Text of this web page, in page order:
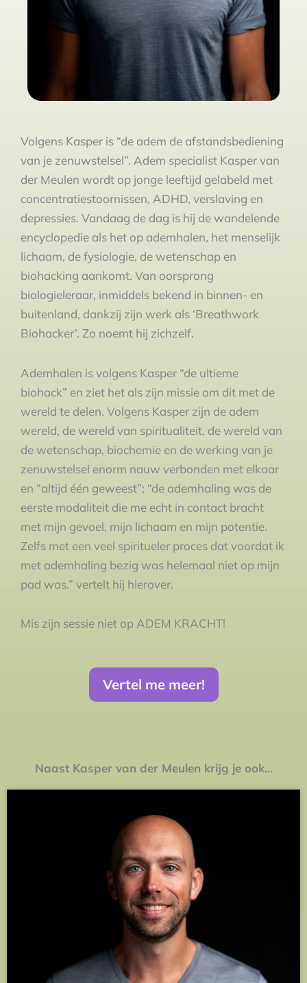
Volgens Kasper is “de adem de afstandsbediening
van je zenuwstelsel”. Adem specialist Kasper van
der Meulen wordt op jonge leeftijd gelabeld met
concentratiestoornissen, ADHD, verslaving en
depressies. Vandaag de dag is hij de wandelende
encyclopedie als het op ademhalen, het menselijk
lichaam, de fysiologie, de wetenschap en
biohacking aankomt. Van oorsprong
biologieleraar, inmiddels bekend in binnen- en
buitenland, dankzij zijn werk als ‘Breathwork
Biohacker’. Zo noemt hij zichzelf.
Ademhalen is volgens Kasper “de ultieme
biohack” en ziet het als zijn missie om dit met de
wereld te delen. Volgens Kasper zijn de adem
wereld, de wereld van spiritualiteit, de wereld van
de wetenschap, biochemie en de werking van je
zenuwstelsel enorm nauw verbonden met elkaar
en “altijd één geweest”; “de ademhaling was de
eerste modaliteit die me echt in contact bracht
met mijn gevoel, mijn lichaam en mijn potentie.
Zelfs met een veel spiritueler proces dat voordat ik
met ademhaling bezig was helemaal niet op mijn
pad was.” vertelt hij hierover.
Mis zijn sessie niet op ADEM KRACHT!
Vertel me meer!
Naast Kasper van der Meulen krijg je ook...